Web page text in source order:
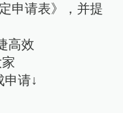
申请表》，并提
高效
请↓